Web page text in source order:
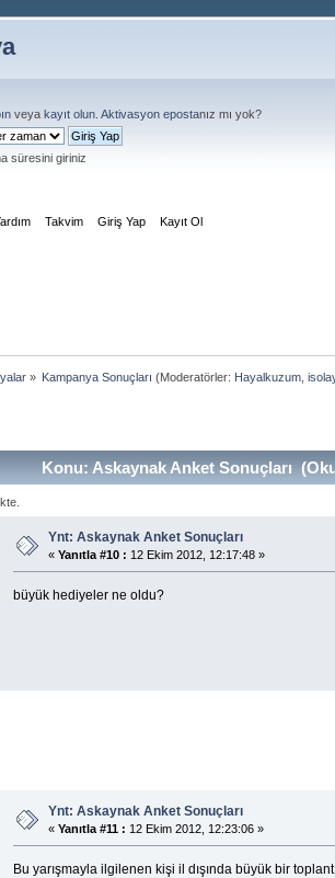
veya kayıt olun Aktivasyon epostanız mı yok?
süresini giriniz
Takvim Giriş Yap Kayıt Ol
» Kampanya Sonuçları (Moderatörler: Hayalkuzum,
Konu: Askaynak Anket Sonuçları
Ynt: Askaynak Anket Sonuçları
« Yanıtla #10 : 12 Ekim 2012, 12:17:48 »
büyük hediyeler ne oldu?
Ynt: Askaynak Anket Sonuçları
« Yanıtla #11 : 12 Ekim 2012, 12:23:06 »
Bu yarışmayla ilgilenen kişi il dışında büyük bir